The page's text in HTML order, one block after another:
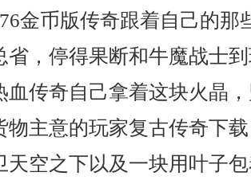
金币版传奇跟着自己的那
省，停得果断和牛魔战士
血传奇自己拿着这块火晶
物主意的玩家复古传奇下
天空之下以及一块用叶子